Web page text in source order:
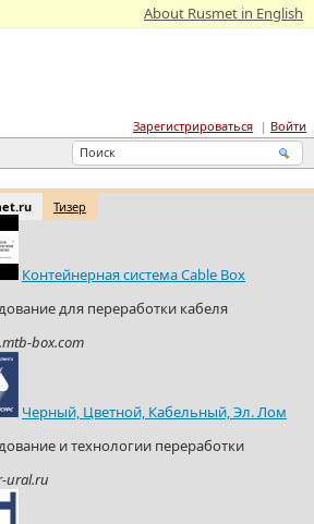
About Rusmet in English
Зарегистрироваться Войти
Тизер
Контейнерная система Cable Box
для переработки кабеля
box.com
Черный, Цветной, Кабельный, Эл. Лом
и технологии переработки
ural.ru